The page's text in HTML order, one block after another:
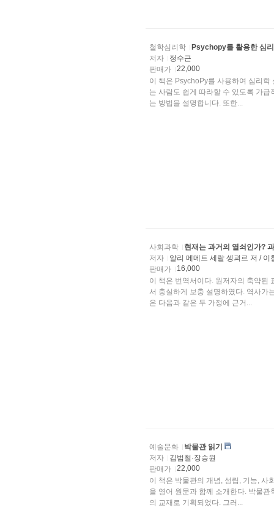
철학심리학
Psychopy를 활용한 심
저자
정수근
판매가
22,000
이 책은 PsychoPy를 사용하여 심리
는 사람도 쉽게 따라할 수 있도록 가
는 방법을 설명합니다. 또한...
사회과학
현재는 과거의 열쇠인가?
저자
알리 메메트 세랄 셍괴르 저 / 이
판매가
16,000
이 책은 번역서이다. 원저자의 축약된
서 충실하게 보충 설명하였다. 역사가
은 다음과 같은 두 가정에 근거...
예술문화
박물관 읽기
저자
김범철·장승원
판매가
22,000
이 책은 박물관의 개념, 성립, 기능, 사
을 영어 원문과 함께 소개한다. 박물
의 교재로 기획되었다. 그러...